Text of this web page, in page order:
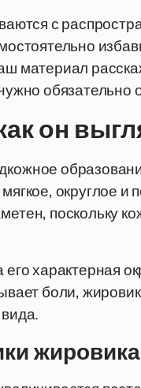
с
материал
обязательно
он
округлое
поскольку
характерная
боли,